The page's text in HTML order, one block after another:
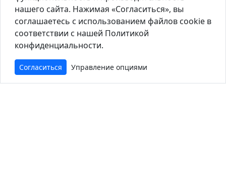
нашего сайта. Нажимая «Согласиться», вы
соглашаетесь с использованием файлов cookie в
соответствии с нашей Политикой
конфиденциальности.
Согласиться Управление опциями